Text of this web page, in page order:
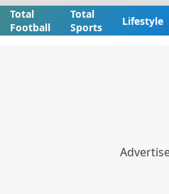
Total
Football
Total
Sports
Lifestyle